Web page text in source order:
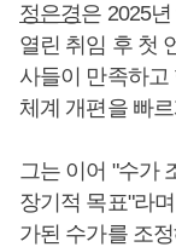
정은경은 2025
열린 취임 후 첫
사들이 만족하고
체계 개편을 빠
그는 이어 "수가
장기적 목표"라
가된 수가를 조